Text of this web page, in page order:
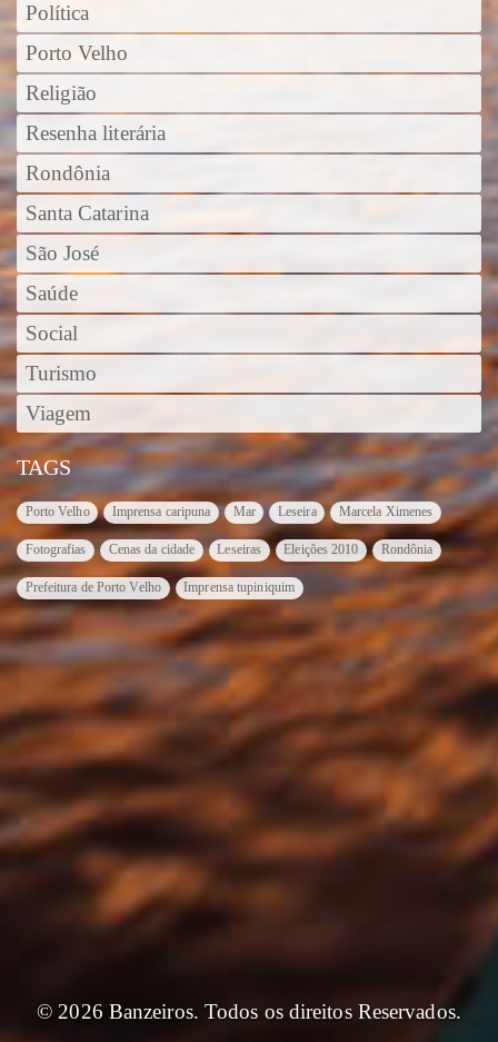
Política
Porto Velho
Religião
Resenha literária
Rondônia
Santa Catarina
São José
Saúde
Social
Turismo
Viagem
TAGS
Porto Velho Imprensa caripuna Mar Leseira Marcela Ximenes
Fotografias Cenas da cidade Leseiras Eleições 2010 Rondônia
Prefeitura de Porto Velho Imprensa tupiniquim
© 2026 Banzeiros. Todos os direitos Reservados.